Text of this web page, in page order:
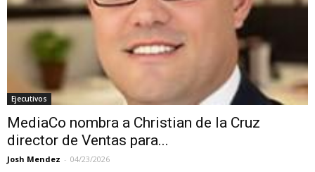
Ejecutivos
MediaCo nombra a Christian de la Cruz
director de Ventas para...
Josh Mendez - 04/23/2026